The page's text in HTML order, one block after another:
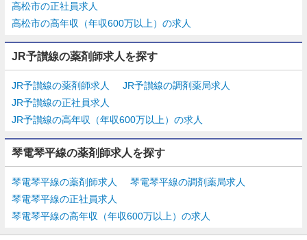
高松市の正社員求人
高松市の高年収（年収600万以上）の求人
JR予讃線の薬剤師求人を探す
JR予讃線の薬剤師求人
JR予讃線の調剤薬局求人
JR予讃線の正社員求人
JR予讃線の高年収（年収600万以上）の求人
琴電琴平線の薬剤師求人を探す
琴電琴平線の薬剤師求人
琴電琴平線の調剤薬局求人
琴電琴平線の正社員求人
琴電琴平線の高年収（年収600万以上）の求人